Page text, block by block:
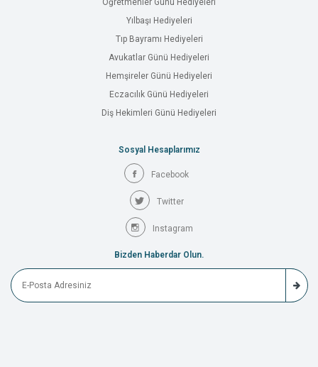
Öğretmenler Günü Hediyeleri
Yılbaşı Hediyeleri
Tıp Bayramı Hediyeleri
Avukatlar Günü Hediyeleri
Hemşireler Günü Hediyeleri
Eczacılık Günü Hediyeleri
Diş Hekimleri Günü Hediyeleri
Sosyal Hesaplarımız
Facebook
Twitter
Instagram
Bizden Haberdar Olun.